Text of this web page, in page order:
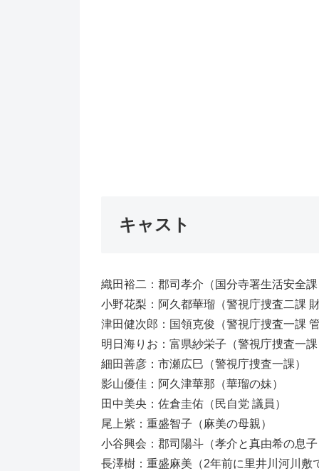
キャスト
織田裕二：郡司孝介（国分寺署生活安全課
小野花梨：阿久都華瑠（警視庁捜査二課 財
津田健次郎：国領克俊（警視庁捜査一課 管
明日海りお：富県紗栄子（警視庁捜査一課
細田善彦：市瀬広巳（警視庁捜査一課）
影山優佳：阿久津華那（華瑠の妹）
田中美央：佐倉圭佑（民自党 議員）
尾上紫：重盛智子（麻美の母親）
小谷興会：郡司陽斗（孝介と真由希の息子
長澤樹：重盛麻美（2年前に里井川河川敷